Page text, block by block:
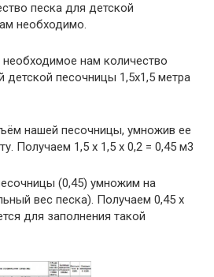
песка для детской
необходимо.
нам количество
детской песочницы 1,5х1,5 метра
нашей песочницы, умножив ее
Получаем 1,5 х 1,5 х 0,2 = 0,45 м3
(0,45) умножим на
вес песка). Получаем 0,45 х
для заполнения такой